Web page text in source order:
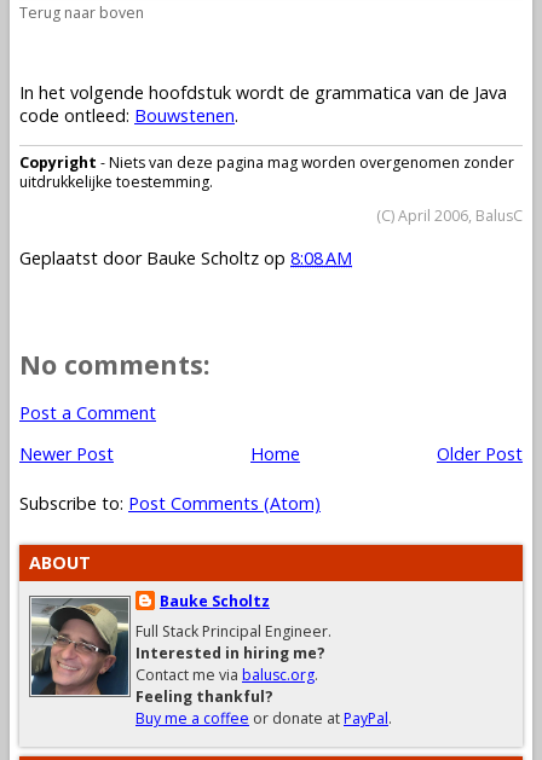
Terug naar boven
In het volgende hoofdstuk wordt de grammatica van de Java
code ontleed: Bouwstenen.
Copyright - Niets van deze pagina mag worden overgenomen zonder
uitdrukkelijke toestemming.
(C) April 2006, BalusC
Geplaatst door Bauke Scholtz op 8:08 AM
No comments:
Post a Comment
Newer Post
Older Post
Home
Subscribe to: Post Comments (Atom)
ABOUT
Bauke Scholtz
Full Stack Principal Engineer.
Interested in hiring me?
Contact me via balusc.org.
Feeling thankful?
Buy me a coffee or donate atPayPal.